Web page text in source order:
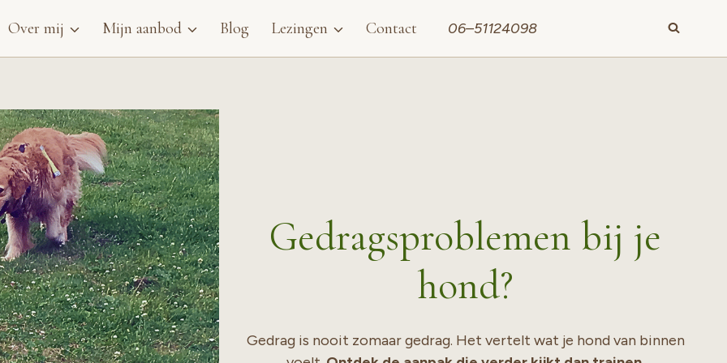
Over mij Mijn aanbod Blog Lezingen Contact 06–51124098
Gedragsproblemen bij je
hond?
Gedrag is nooit zomaar gedrag. Het vertelt wat je hond van binnen